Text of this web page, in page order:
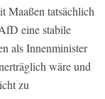
Maaßen tatsächlich
eine stabile
als Innenminister
wäre und
zu